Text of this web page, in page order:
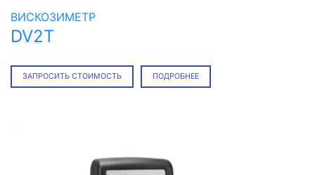
ВИСКОЗИМЕТР
DV2T
ЗАПРОСИТЬ СТОИМОСТЬ ПОДРОБНЕЕ